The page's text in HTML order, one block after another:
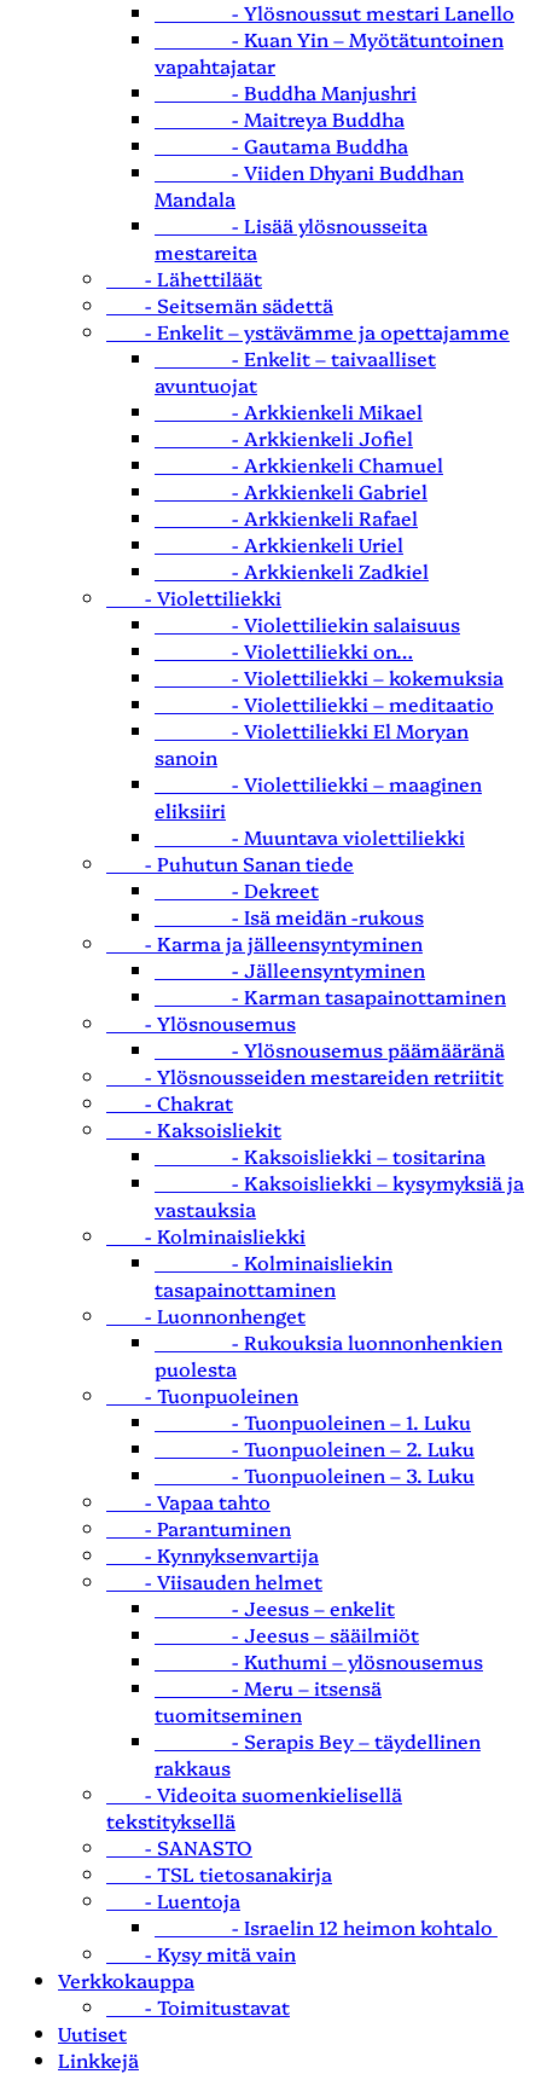
- Ylösnoussut mestari Lanello
- Kuan Yin – Myötätuntoinen
vapahtajatar
- Buddha Manjushri
- Maitreya Buddha
- Gautama Buddha
- Viiden Dhyani Buddhan
Mandala
- Lisää ylösnousseita
mestareita
- Lähettiläät
- Seitsemän sädettä
- Enkelit – ystävämme ja opettajamme
- Enkelit – taivaalliset
avuntuojat
- Arkkienkeli Mikael
- Arkkienkeli Jofiel
- Arkkienkeli Chamuel
- Arkkienkeli Gabriel
- Arkkienkeli Rafael
- Arkkienkeli Uriel
- Arkkienkeli Zadkiel
- Violettiliekki
- Violettiliekin salaisuus
- Violettiliekki on…
- Violettiliekki – kokemuksia
- Violettiliekki – meditaatio
- Violettiliekki El Moryan
sanoin
- Violettiliekki – maaginen
eliksiiri
- Muuntava violettiliekki
- Puhutun Sanan tiede
- Dekreet
- Isä meidän -rukous
- Karma ja jälleensyntyminen
- Jälleensyntyminen
- Karman tasapainottaminen
- Ylösnousemus
- Ylösnousemus päämääränä
- Ylösnousseiden mestareiden retriitit
- Chakrat
- Kaksoisliekit
- Kaksoisliekki – tositarina
- Kaksoisliekki – kysymyksiä ja
vastauksia
- Kolminaisliekki
- Kolminaisliekin
tasapainottaminen
- Luonnonhenget
- Rukouksia luonnonhenkien
puolesta
- Tuonpuoleinen
- Tuonpuoleinen – 1. Luku
- Tuonpuoleinen – 2. Luku
- Tuonpuoleinen – 3. Luku
- Vapaa tahto
- Parantuminen
- Kynnyksenvartija
- Viisauden helmet
- Jeesus – enkelit
- Jeesus – sääilmiöt
- Kuthumi – ylösnousemus
- Meru – itsensä
tuomitseminen
- Serapis Bey – täydellinen
rakkaus
- Videoita suomenkielisellä
tekstityksellä
- SANASTO
- TSL tietosanakirja
- Luentoja
- Israelin 12 heimon kohtalo
- Kysy mitä vain
Verkkokauppa
- Toimitustavat
Uutiset
Linkkejä